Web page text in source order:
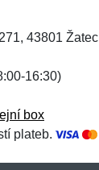
43801 Žatec
16:30)
box
plateb.